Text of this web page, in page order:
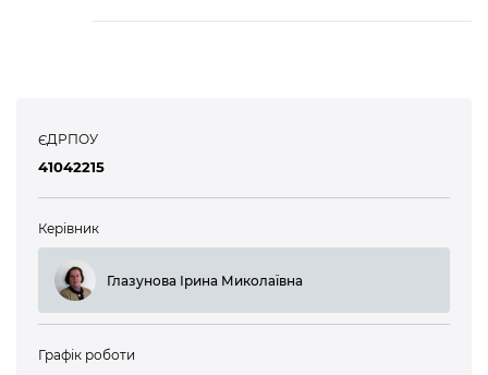
ЄДРПОУ
41042215
Керівник
Глазунова Ірина Миколаївна
Графік роботи